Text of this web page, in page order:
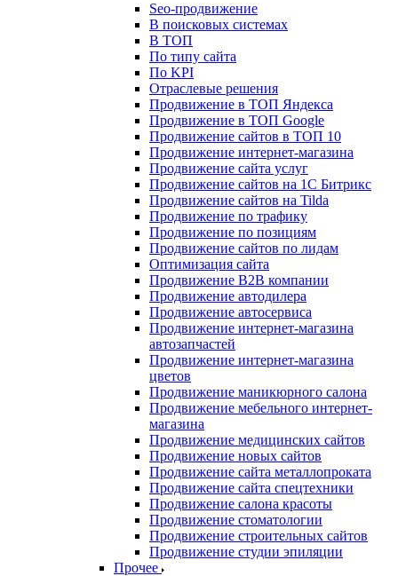
Seo-продвижение
В поисковых системах
В ТОП
По типу сайта
По KPI
Отраслевые решения
Продвижение в ТОП Яндекса
Продвижение в ТОП Google
Продвижение сайтов в ТОП 10
Продвижение интернет-магазина
Продвижение сайта услуг
Продвижение сайтов на 1С Битрикс
Продвижение сайтов на Tilda
Продвижение по трафику
Продвижение по позициям
Продвижение сайтов по лидам
Оптимизация сайта
Продвижение B2B компании
Продвижение автодилера
Продвижение автосервиса
Продвижение интернет-магазина
автозапчастей
Продвижение интернет-магазина
цветов
Продвижение маникюрного салона
Продвижение мебельного интернет-
магазина
Продвижение медицинских сайтов
Продвижение новых сайтов
Продвижение сайта металлопроката
Продвижение сайта спецтехники
Продвижение салона красоты
Продвижение стоматологии
Продвижение строительных сайтов
Продвижение студии эпиляции
Прочее